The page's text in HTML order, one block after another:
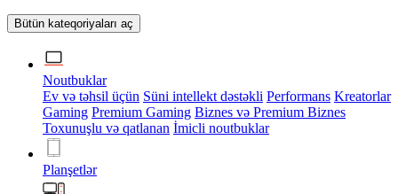
Bütün kateqoriyaları aç
Noutbuklar
Ev və təhsil üçün Süni intellekt dəstəkli Performans Kreatorlar
Gaming Premium Gaming Biznes və Premium Biznes
Toxunuşlu və qatlanan İmicli noutbuklar
Planşetlər